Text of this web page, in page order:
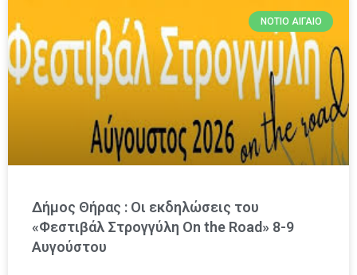
ΝΌΤΙΟ ΑΙΓΑΊΟ
Δήμος Θήρας : Οι εκδηλώσεις του
«Φεστιβάλ Στρογγύλη On the Road» 8-9
Αυγούστου